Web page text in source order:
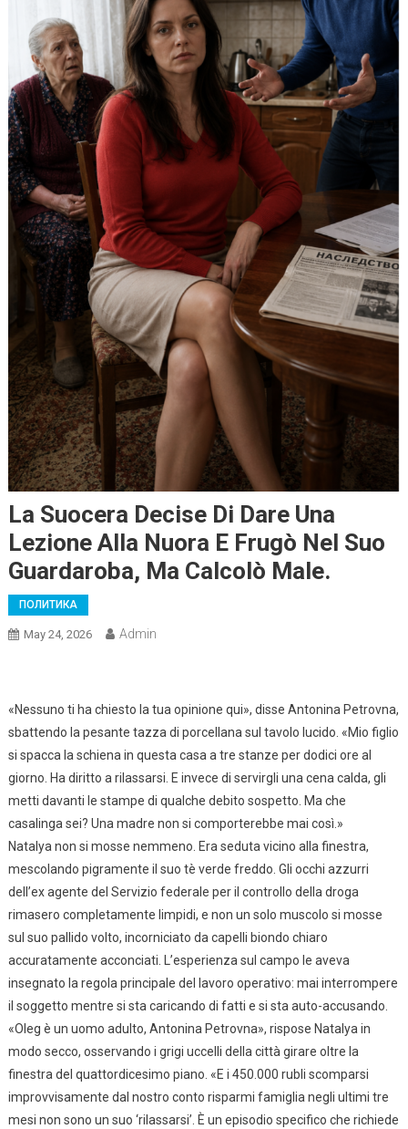
La Suocera Decise Di Dare Una
Lezione Alla Nuora E Frugò Nel Suo
Guardaroba, Ma Calcolò Male.
ПОЛИТИКА
May 24, 2026 Admin
«Nessuno ti ha chiesto la tua opinione qui», disse Antonina Petrovna,
sbattendo la pesante tazza di porcellana sul tavolo lucido. «Mio figlio
si spacca la schiena in questa casa a tre stanze per dodici ore al
giorno. Ha diritto a rilassarsi. E invece di servirgli una cena calda, gli
metti davanti le stampe di qualche debito sospetto. Ma che
casalinga sei? Una madre non si comporterebbe mai così.»
Natalya non si mosse nemmeno. Era seduta vicino alla finestra,
mescolando pigramente il suo tè verde freddo. Gli occhi azzurri
dell’ex agente del Servizio federale per il controllo della droga
rimasero completamente limpidi, e non un solo muscolo si mosse
sul suo pallido volto, incorniciato da capelli biondo chiaro
accuratamente acconciati. L’esperienza sul campo le aveva
insegnato la regola principale del lavoro operativo: mai interrompere
il soggetto mentre si sta caricando di fatti e si sta auto-accusando.
«Oleg è un uomo adulto, Antonina Petrovna», rispose Natalya in
modo secco, osservando i grigi uccelli della città girare oltre la
finestra del quattordicesimo piano. «E i 450.000 rubli scomparsi
improvvisamente dal nostro conto risparmi famiglia negli ultimi tre
mesi non sono un suo ‘rilassarsi’. È un episodio specifico che richiede